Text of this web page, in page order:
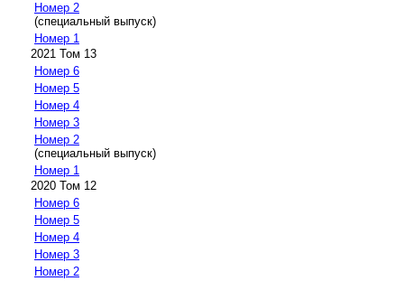
Номер 2
(специальный выпуск)
Номер 1
2021 Том 13
Номер 6
Номер 5
Номер 4
Номер 3
Номер 2
(специальный выпуск)
Номер 1
2020 Том 12
Номер 6
Номер 5
Номер 4
Номер 3
Номер 2